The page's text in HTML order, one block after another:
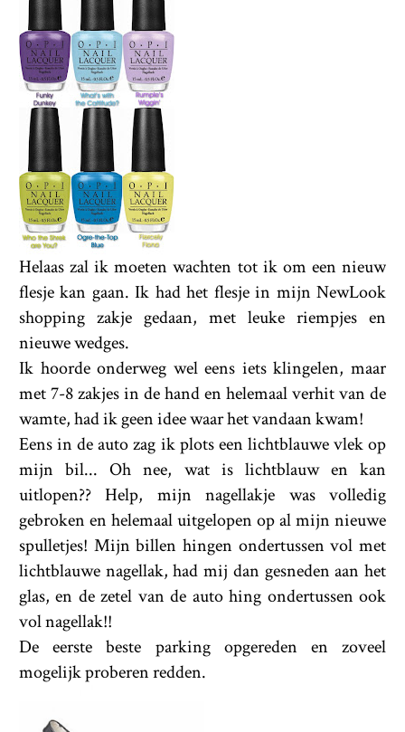
Helaas zal ik moeten wachten tot ik om een nieuw
flesje kan gaan. Ik had het flesje in mijn NewLook
shopping zakje gedaan, met leuke riempjes en
nieuwe wedges.
Ik hoorde onderweg wel eens iets klingelen, maar
met 7-8 zakjes in de hand en helemaal verhit van de
wamte, had ik geen idee waar het vandaan kwam!
Eens in de auto zag ik plots een lichtblauwe vlek op
mijn bil... Oh nee, wat is lichtblauw en kan
uitlopen?? Help, mijn nagellakje was volledig
gebroken en helemaal uitgelopen op al mijn nieuwe
spulletjes! Mijn billen hingen ondertussen vol met
lichtblauwe nagellak, had mij dan gesneden aan het
glas, en de zetel van de auto hing ondertussen ook
vol nagellak!!
De eerste beste parking opgereden en zoveel
mogelijk proberen redden.